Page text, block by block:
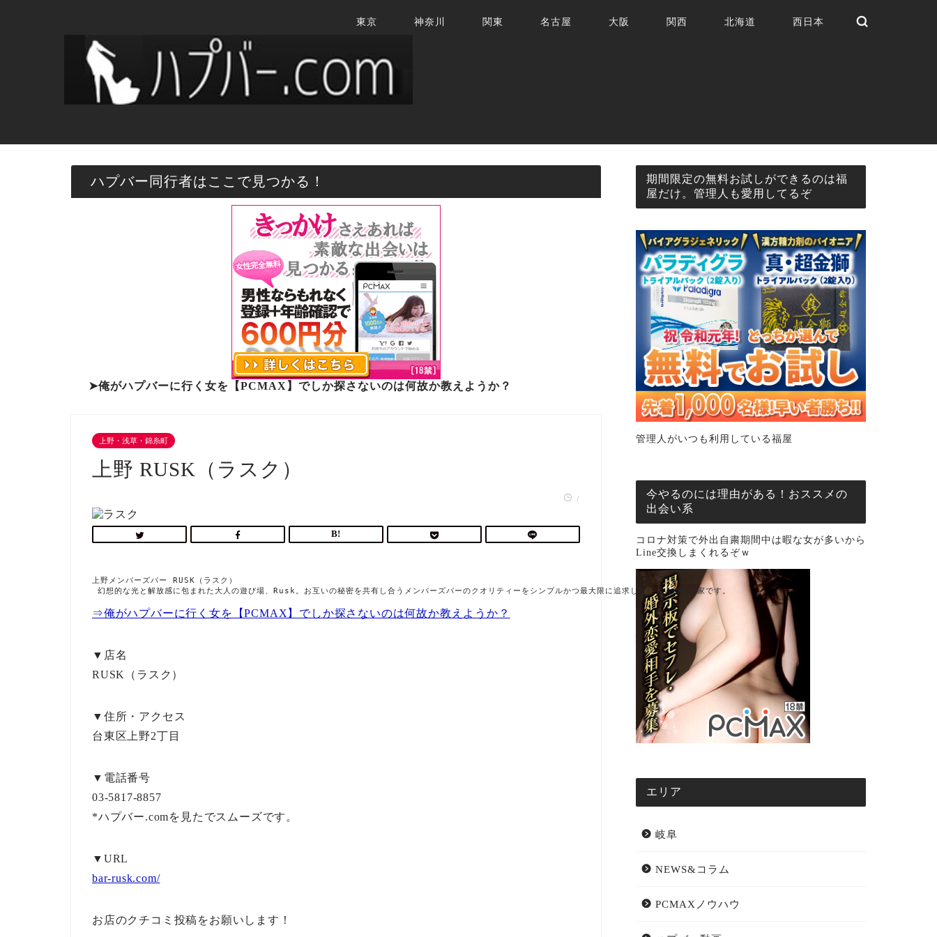
東京 神奈川 関東 名古屋 大阪 関西 北海道 西日本
ハプバー同行者はここで見つかる！
➤俺がハプバーに行く女を【PCMAX】でしか探さないのは何故か教えようか？
上野・浅草・錦糸町
上野 RUSK（ラスク）
/
上野メンバーズバー RUSK（ラスク）
幻想的な光と解放感に包まれた大人の遊び場、Rusk。お互いの秘密を共有し合うメンバーズバーのクオリティーをシンプルかつ最大限に追求した、大人の隠れ家です。
⇒俺がハプバーに行く女を【PCMAX】でしか探さないのは何故か教えようか？
▼店名
RUSK（ラスク）
▼住所・アクセス
台東区上野2丁目
▼電話番号
03-5817-8857
*ハプバー.comを見たでスムーズです。
▼URL
bar-rusk.com/
お店のクチコミ投稿をお願いします！
期間限定の無料お試しができるのは福
屋だけ。管理人も愛用してるぞ
管理人がいつも利用している福屋
今やるのには理由がある！おススメの
出会い系
コロナ対策で外出自粛期間中は暇な女が多いから
Line交換しまくれるぞｗ
エリア
岐阜
NEWS&コラム
PCMAXノウハウ